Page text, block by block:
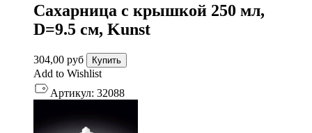
Сахарница с крышкой 250 мл,
D=9.5 см, Kunst
304,00 руб Купить
Add to Wishlist
Артикул: 32088